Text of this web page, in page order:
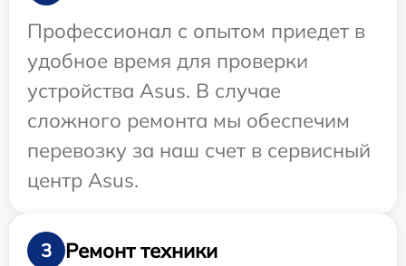
Профессионал с опытом приедет в
удобное время для проверки
устройства Asus. В случае
сложного ремонта мы обеспечим
перевозку за наш счет в сервисный
центр Asus.
3 Ремонт техники